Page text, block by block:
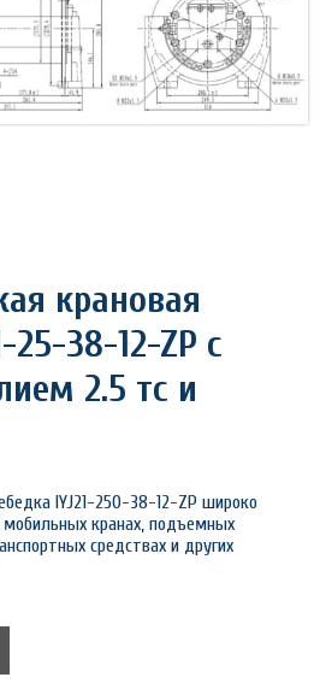
крановая
25-38-12-ZP с
2.5 тс и
IYJ21-250-38-12-ZP широко
мобильных кранах, подъемных
средствах и других